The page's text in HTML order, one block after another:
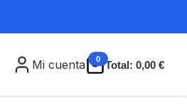
Mi cuenta 0 Total: 0,00 €